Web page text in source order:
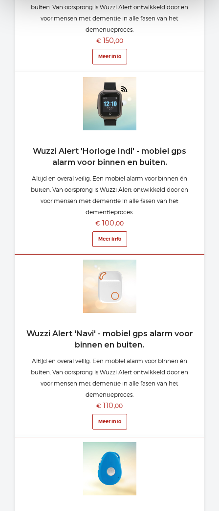
buiten. Van oorsprong is Wuzzi Alert ontwikkeld door en
voor mensen met dementie in alle fasen van het
dementieproces.
€ 150,00
Meer info
Wuzzi Alert 'Horloge Indi' - mobiel gps
alarm voor binnen en buiten.
Altijd en overal veilig. Een mobiel alarm voor binnen én
buiten. Van oorsprong is Wuzzi Alert ontwikkeld door en
voor mensen met dementie in alle fasen van het
dementieproces.
€ 100,00
Meer info
Wuzzi Alert 'Navi' - mobiel gps alarm voor
binnen en buiten.
Altijd en overal veilig. Een mobiel alarm voor binnen én
buiten. Van oorsprong is Wuzzi Alert ontwikkeld door en
voor mensen met dementie in alle fasen van het
dementieproces.
€ 110,00
Meer info